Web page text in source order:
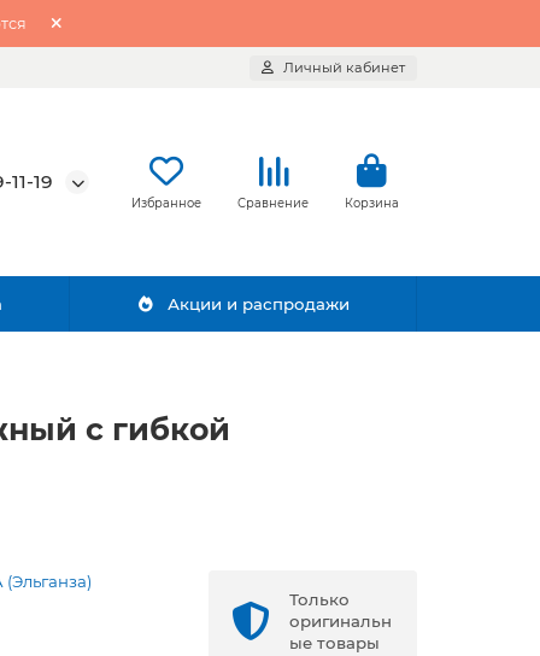
Личный кабинет
11-19
Избранное Сравнение Корзина
Акции и распродажи
с гибкой
(Эльганза)
Только
оригинальн
ые товары